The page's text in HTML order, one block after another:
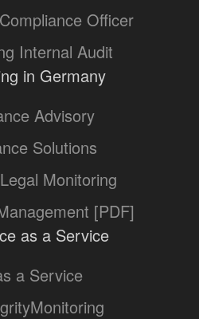
Officer
Internal Audit
in Germany
Advisory
Solutions
Monitoring
[PDF]
as a Service
a Service